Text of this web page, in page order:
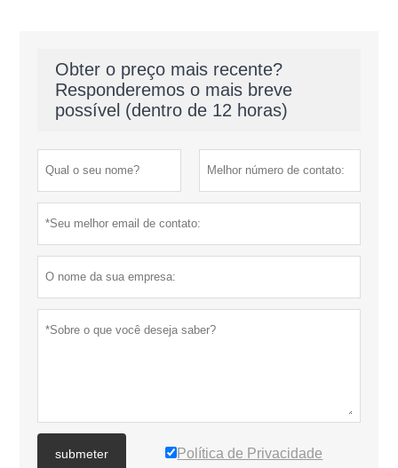
Obter o preço mais recente?
Responderemos o mais breve
possível (dentro de 12 horas)
submeter Política de Privacidade